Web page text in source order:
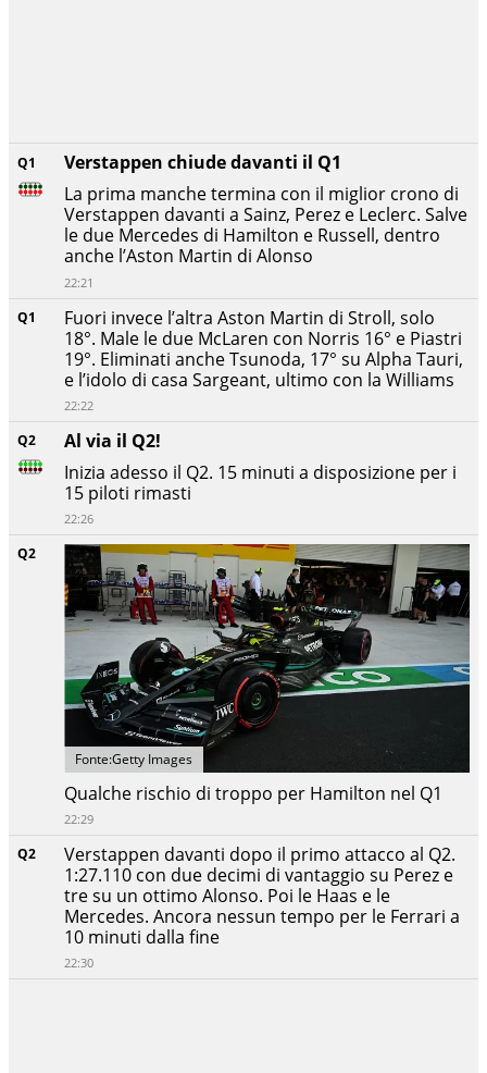
Q2
Verstappen davanti dopo il primo attacco al Q2.
1:27.110 con due decimi di vantaggio su Perez e
tre su un ottimo Alonso. Poi le Haas e le
Mercedes. Ancora nessun tempo per le Ferrari a
10 minuti dalla fine
22:30
Q2
Fonte:Getty Images
Qualche rischio di troppo per Hamilton nel Q1
22:29
Q2
Al via il Q2!
Inizia adesso il Q2. 15 minuti a disposizione per i
15 piloti rimasti
22:26
Q1
Fuori invece l’altra Aston Martin di Stroll, solo
18°. Male le due McLaren con Norris 16° e Piastri
19°. Eliminati anche Tsunoda, 17° su Alpha Tauri,
e l’idolo di casa Sargeant, ultimo con la Williams
22:22
Q1
Verstappen chiude davanti il Q1
La prima manche termina con il miglior crono di
Verstappen davanti a Sainz, Perez e Leclerc. Salve
le due Mercedes di Hamilton e Russell, dentro
anche l’Aston Martin di Alonso
22:21